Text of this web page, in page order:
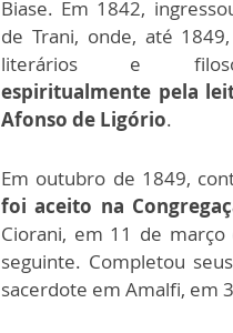
Biase. Em 1842,
de Trani, onde, até
literários e
espiritualmente pela
Afonso de Ligório.
Em outubro de 1849,
foi aceito na
Ciorani, em 11 de
seguinte. Completou
sacerdote em Amalfi, em